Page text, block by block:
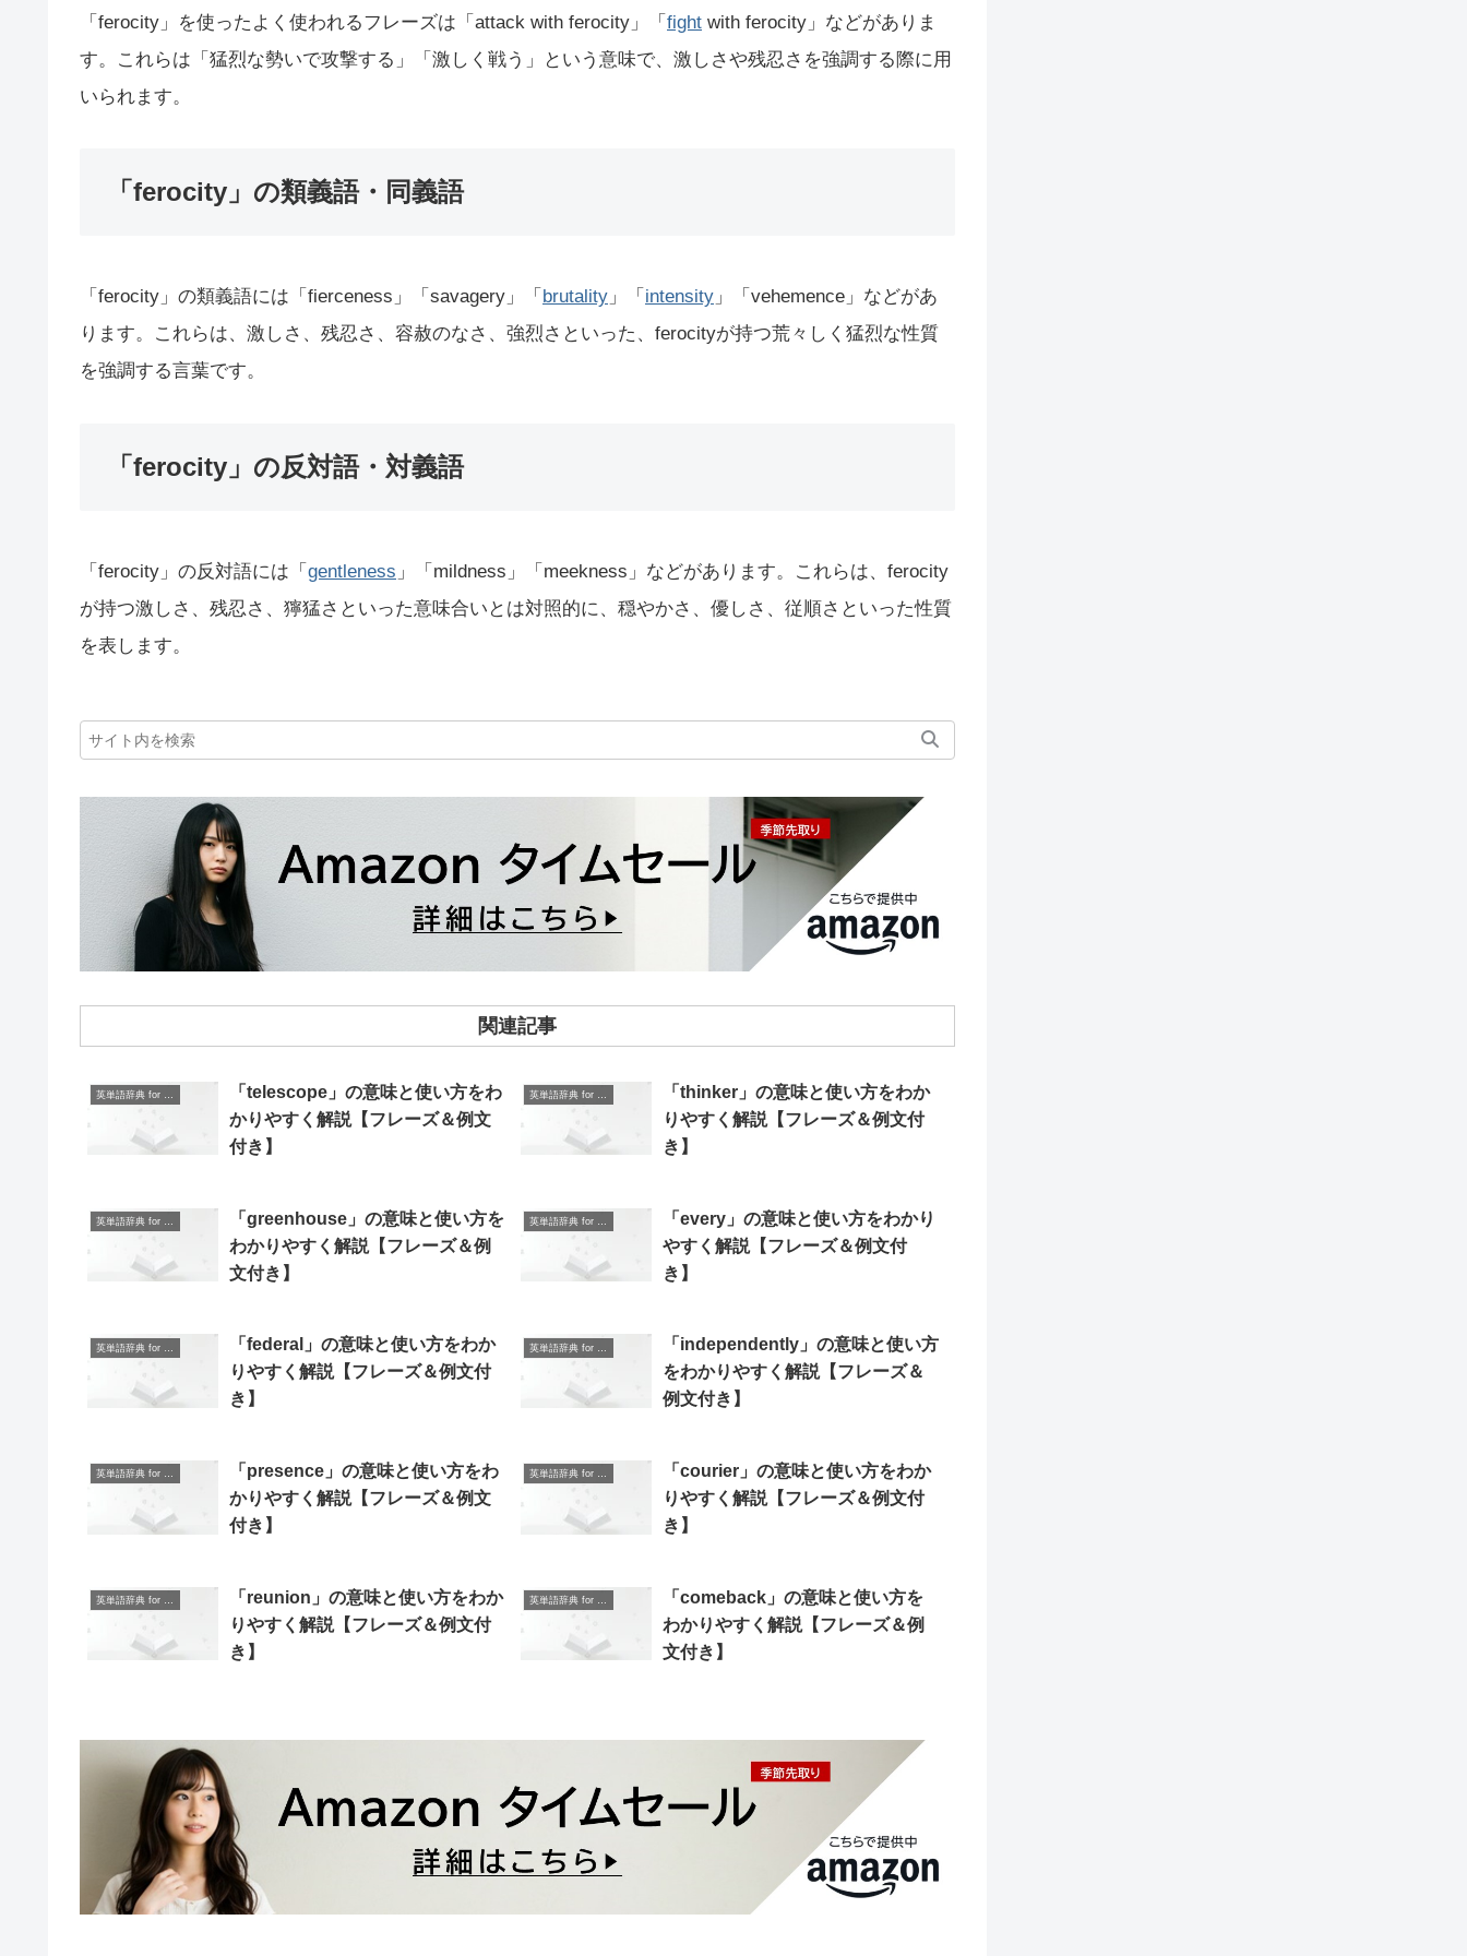
「ferocity」を使ったよく使われるフレーズは「attack with ferocity」「 fight with ferocity」などがありま
す。これらは「猛烈な勢いで攻撃する」「激しく戦う」という意味で、激しさや残忍さを強調する際に用
いられます。
「ferocity」の類義語・同義語
「ferocity」の類義語には「fierceness」「savagery」「 brutality 」「 intensity 」「vehemence」などがあ
ります。これらは、激しさ、残忍さ、容赦のなさ、強烈さといった、ferocityが持つ荒々しく猛烈な性質
を強調する言葉です。
「ferocity」の反対語・対義語
「ferocity」の反対語には「 gentleness 」「mildness」「meekness」などがあります。これらは、ferocity
が持つ激しさ、残忍さ、獰猛さといった意味合いとは対照的に、穏やかさ、優しさ、従順さといった性質
を表します。
関連記事
「telescope」の意味と使い方をわ
かりやすく解説【フレーズ＆例文
付き】
「thinker」の意味と使い方をわか
りやすく解説【フレーズ＆例文付
き】
「greenhouse」の意味と使い方を
わかりやすく解説【フレーズ＆例
文付き】
「every」の意味と使い方をわかり
やすく解説【フレーズ＆例文付
き】
「federal」の意味と使い方をわか
りやすく解説【フレーズ＆例文付
き】
「independently」の意味と使い方
をわかりやすく解説【フレーズ＆
例文付き】
英単語辞典 for Beginners
「presence」の意味と使い方をわ
かりやすく解説【フレーズ＆例文
付き】
英単語辞典 for Beginners
「courier」の意味と使い方をわか
りやすく解説【フレーズ＆例文付
き】
英単語辞典 for Beginners
「reunion」の意味と使い方をわか
りやすく解説【フレーズ＆例文付
き】
英単語辞典 for Beginners
「comeback」の意味と使い方を
わかりやすく解説【フレーズ＆例
文付き】